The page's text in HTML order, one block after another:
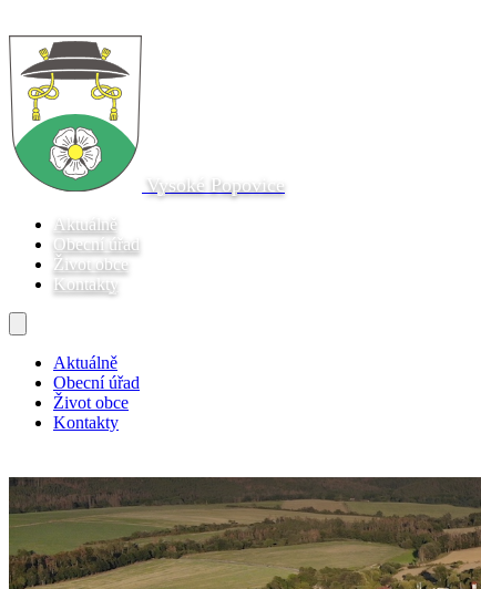
Vysoké Popovice
Aktuálně
Obecní úřad
Život obce
Kontakty
Aktuálně
Obecní úřad
Život obce
Kontakty